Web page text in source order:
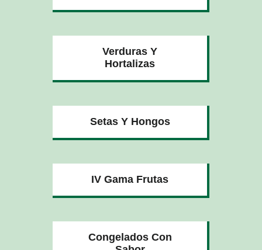
Verduras Y
Hortalizas
Setas Y Hongos
IV Gama Frutas
Congelados Con